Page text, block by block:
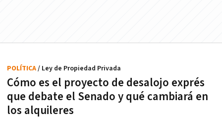
Cómo es el proyecto de desalojo exprés
que debate el Senado y qué cambiará en
los alquileres
POLÍTICA/ Ley de Propiedad Privada